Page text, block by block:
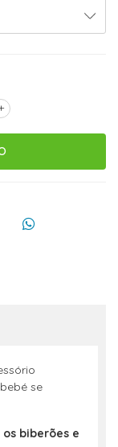
se
biberões e